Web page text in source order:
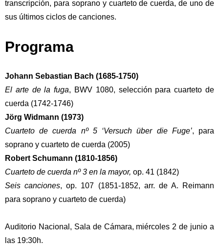
transcripción, para soprano y cuarteto de cuerda, de uno de
sus últimos ciclos de canciones.
Programa
Johann Sebastian Bach (1685-1750)
El arte de la fuga, BWV 1080, selección para cuarteto de
cuerda (1742-1746)
Jörg Widmann (1973)
Cuarteto de cuerda nº 5 ‘Versuch über die Fuge’, para
soprano y cuarteto de cuerda (2005)
Robert Schumann (1810-1856)
Cuarteto de cuerda nº 3 en la mayor, op. 41 (1842)
Seis canciones, op. 107 (1851-1852, arr. de A. Reimann
para soprano y cuarteto de cuerda)
Auditorio Nacional, Sala de Cámara, miércoles 2 de junio a
las 19:30h.